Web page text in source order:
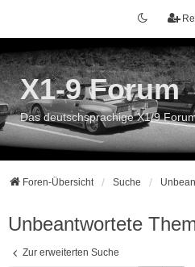
X1-9 Forum
Das deutschsprachige X1/9
Foren-Übersicht Suche
Unbeantwortete
Zur erweiterten Suche